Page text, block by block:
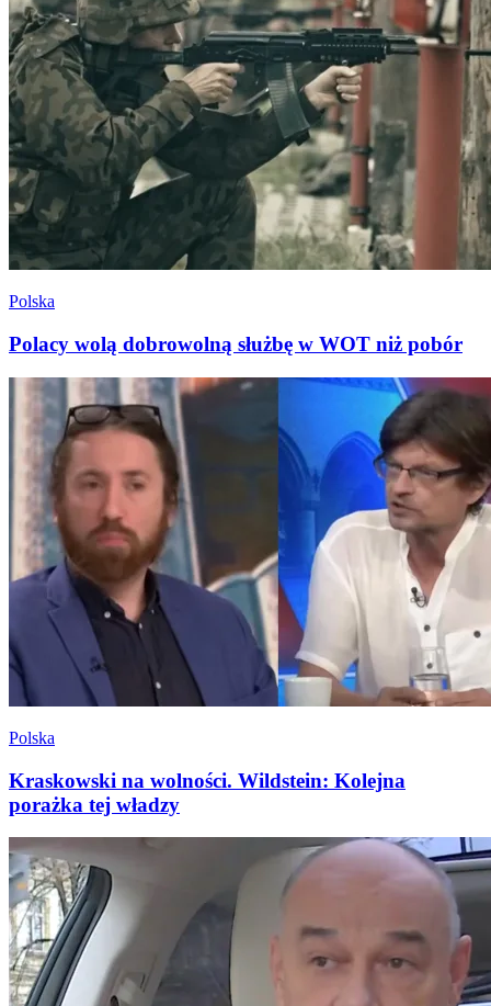
Polska
Polacy wolą dobrowolną służbę w WOT niż pobór
Polska
Kraskowski na wolności. Wildstein: Kolejna
porażka tej władzy